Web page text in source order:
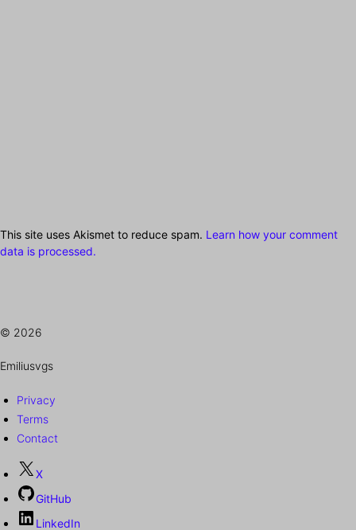
This site uses Akismet to reduce spam. Learn how your comment
data is processed.
© 2026
Emiliusvgs
Privacy
Terms
Contact
X
GitHub
LinkedIn